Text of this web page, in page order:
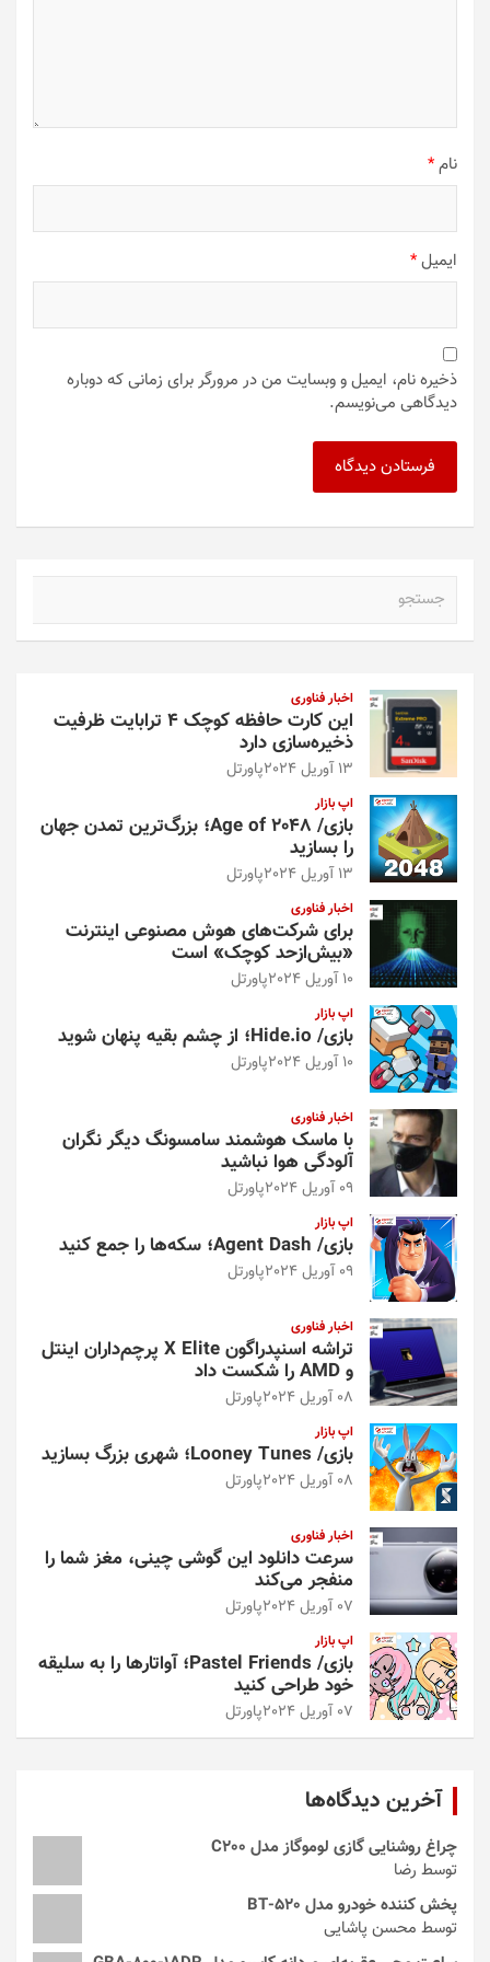
نام*
ایمیل*
ذخیره نام، ایمیل و وبسایت من در مرورگر برای زمانی که دوباره
دیدگاهی می‌نویسم.
اخبار فناوری
این کارت حافظه کوچک ۴ ترابایت ظرفیت
ذخیره‌سازی دارد
13 آوریل 2024 پاورتل
اپ بازار
بازی/ Age of 2048؛ بزرگ‌ترین تمدن جهان
را بسازید
13 آوریل 2024 پاورتل
اخبار فناوری
برای شرکت‌های هوش مصنوعی اینترنت
«بیش‌از‌حد کوچک» است
10 آوریل 2024 پاورتل
اپ بازار
بازی/ Hide.io؛ از چشم بقیه پنهان شوید
10 آوریل 2024 پاورتل
اخبار فناوری
با ماسک هوشمند سامسونگ دیگر نگران
آلودگی هوا نباشید
09 آوریل 2024 پاورتل
اپ بازار
بازی/ Agent Dash؛ سکه‌ها را جمع کنید
09 آوریل 2024 پاورتل
اخبار فناوری
تراشه اسنپدراگون X Elite پرچم‌داران اینتل
و AMD را شکست داد
08 آوریل 2024 پاورتل
اپ بازار
بازی/ Looney Tunes؛ شهری بزرگ بسازید
08 آوریل 2024 پاورتل
اخبار فناوری
سرعت دانلود این گوشی چینی، مغز شما را
منفجر می‌کند
07 آوریل 2024 پاورتل
اپ بازار
بازی/ Pastel Friends؛ آواتارها را به سلیقه
خود طراحی کنید
07 آوریل 2024 پاورتل
آخرین دیدگاه‌ها
چراغ روشنایی گازی لوموگاز مدل C200
توسط رضا
پخش کننده خودرو مدل 520-BT
توسط محسن پاشایی